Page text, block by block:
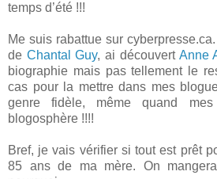
temps d’été !!!
Me suis rabattue sur
de Chantal Guy, ai découvert Anne
biographie mais pas tellement le
cas pour la mettre dans mes
genre fidèle, même quand
blogosphère !!!!
Bref, je vais vérifier si tout est prêt
85 ans de ma mère. On